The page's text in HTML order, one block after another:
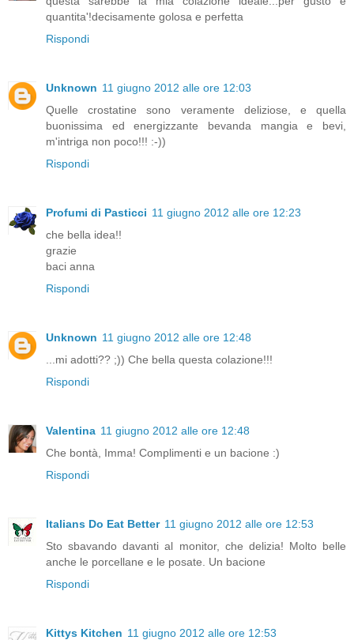
quantita'!decisamente golosa e perfetta
Rispondi
Unknown 11 giugno 2012 alle ore 12:03
Quelle crostatine sono veramente deliziose, e quella
buonissima ed energizzante bevanda mangia e bevi,
m'intriga non poco!!! :-))
Rispondi
Profumi di Pasticci 11 giugno 2012 alle ore 12:23
che bella idea!!
grazie
baci anna
Rispondi
Unknown 11 giugno 2012 alle ore 12:48
...mi adotti?? ;)) Che bella questa colazione!!!
Rispondi
Valentina 11 giugno 2012 alle ore 12:48
Che bontà, Imma! Complimenti e un bacione :)
Rispondi
Italians Do Eat Better 11 giugno 2012 alle ore 12:53
Sto sbavando davanti al monitor, che delizia! Molto belle
anche le porcellane e le posate. Un bacione
Rispondi
Kittys Kitchen 11 giugno 2012 alle ore 12:53